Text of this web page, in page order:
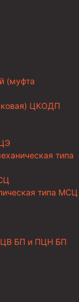
(муфта
ЦКОДП
типа
типа МСЦ
БП и ПЦН БП